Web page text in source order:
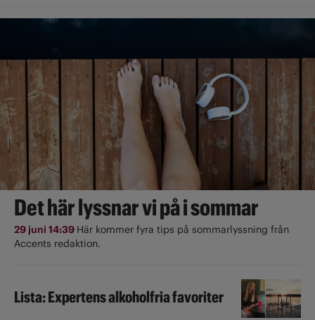
Det här lyssnar vi på i sommar
29 juni 14:39 Här kommer fyra tips på sommarlyssning från
Accents redaktion.
Lista: Expertens alkoholfria favoriter